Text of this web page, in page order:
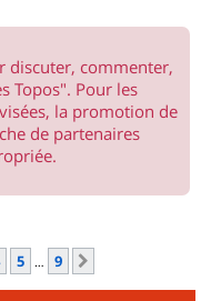
discuter, commenter,
Topos". Pour les
la promotion de
de partenaires
5 … 9